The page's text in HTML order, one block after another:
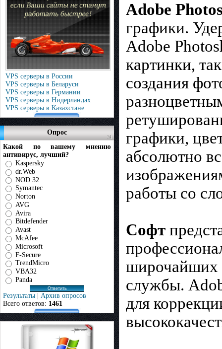
VPS серверы в России
VPS серверы в Беларуси
VPS серверы в Германии
VPS серверы в Нидерландах
VPS серверы в Казахстане
Опрос
Какой по вашему мнению
антивирус, лучший?
Kaspersky
dr.Web
NOD 32
Symantec
Norton
AVG
Avira
Bitdefender
Avast
McAfee
Microsoft
F-Secure
TrendMicro
VBA32
Panda
Результаты | Архив опросов
Всего ответов: 1461
Adobe
графики.
Adobe
картинки,
создания
графики,
абсолютно
работы со
Софт
широчайших
службы.
для